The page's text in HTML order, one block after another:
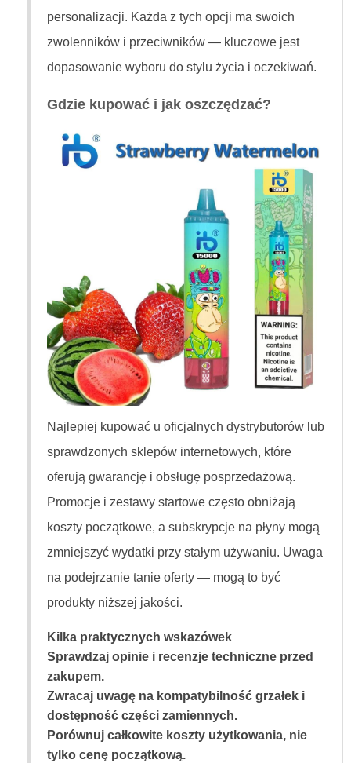
personalizacji. Każda z tych opcji ma swoich
zwolenników i przeciwników — kluczowe jest
dopasowanie wyboru do stylu życia i oczekiwań.
Gdzie kupować i jak oszczędzać?
Najlepiej kupować u oficjalnych dystrybutorów lub
sprawdzonych sklepów internetowych, które
oferują gwarancję i obsługę posprzedażową.
Promocje i zestawy startowe często obniżają
koszty początkowe, a subskrypcje na płyny mogą
zmniejszyć wydatki przy stałym używaniu. Uwaga
na podejrzanie tanie oferty — mogą to być
produkty niższej jakości.
Kilka praktycznych wskazówek
Sprawdzaj opinie i recenzje techniczne przed
zakupem.
Zwracaj uwagę na kompatybilność grzałek i
dostępność części zamiennych.
Porównuj całkowite koszty użytkowania, nie
tylko cenę początkową.